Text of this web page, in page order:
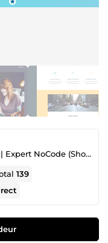
Développeur web fullstack | Expert NoCode (Shopify, Prestashop, WordPress)
139